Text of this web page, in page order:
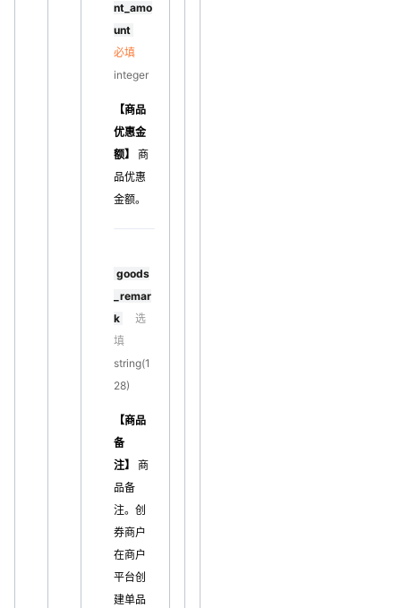
nt_amo
unt
必填
integer
【商品
优惠金
额】
商
品优惠
金额。
goods
_remar
k
选
填
string(1
28)
【商品
备
注】
商
品备
注。创
券商户
在商户
平台创
建单品